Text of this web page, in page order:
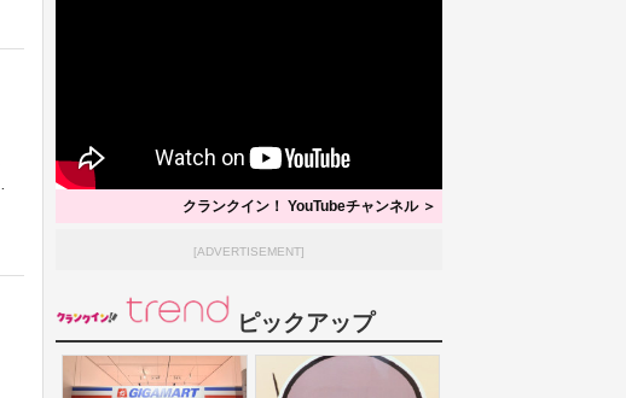
クランクイン！ YouTubeチャンネル ＞
[ADVERTISEMENT]
ピックアップ